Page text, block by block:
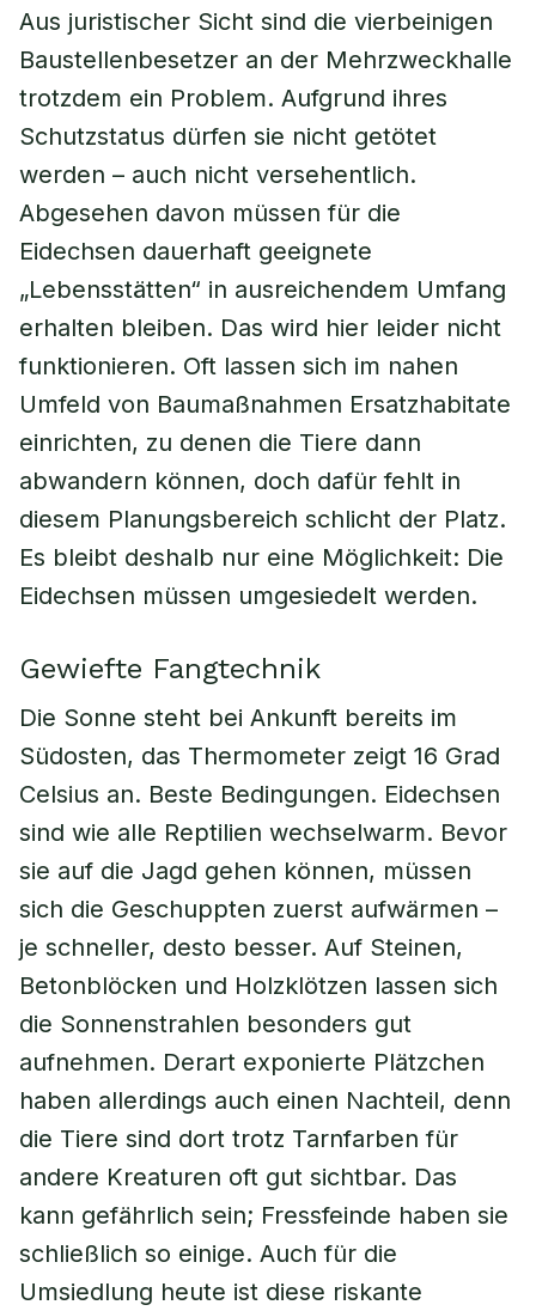
Aus juristischer Sicht sind die vierbeinigen
Baustellenbesetzer an der Mehrzweckhalle
trotzdem ein Problem. Aufgrund ihres
Schutzstatus dürfen sie nicht getötet
werden – auch nicht versehentlich.
Abgesehen davon müssen für die
Eidechsen dauerhaft geeignete
„Lebensstätten“ in ausreichendem Umfang
erhalten bleiben. Das wird hier leider nicht
funktionieren. Oft lassen sich im nahen
Umfeld von Baumaßnahmen Ersatzhabitate
einrichten, zu denen die Tiere dann
abwandern können, doch dafür fehlt in
diesem Planungsbereich schlicht der Platz.
Es bleibt deshalb nur eine Möglichkeit: Die
Eidechsen müssen umgesiedelt werden.
Gewiefte Fangtechnik
Die Sonne steht bei Ankunft bereits im
Südosten, das Thermometer zeigt 16 Grad
Celsius an. Beste Bedingungen. Eidechsen
sind wie alle Reptilien wechselwarm. Bevor
sie auf die Jagd gehen können, müssen
sich die Geschuppten zuerst aufwärmen –
je schneller, desto besser. Auf Steinen,
Betonblöcken und Holzklötzen lassen sich
die Sonnenstrahlen besonders gut
aufnehmen. Derart exponierte Plätzchen
haben allerdings auch einen Nachteil, denn
die Tiere sind dort trotz Tarnfarben für
andere Kreaturen oft gut sichtbar. Das
kann gefährlich sein; Fressfeinde haben sie
schließlich so einige. Auch für die
Umsiedlung heute ist diese riskante